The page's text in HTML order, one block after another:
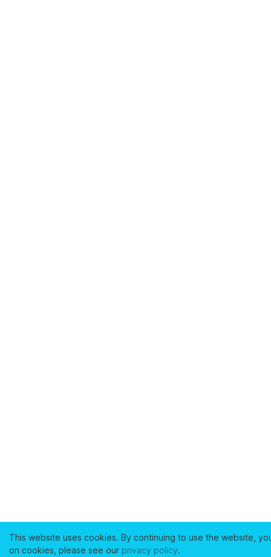
This website uses cookies. By continuing to use the website,
on cookies, please see our privacy policy.